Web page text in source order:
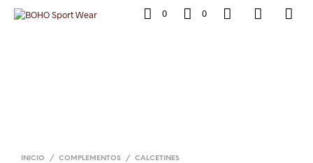
0 0
INICIO / COMPLEMENTOS / CALCETINES